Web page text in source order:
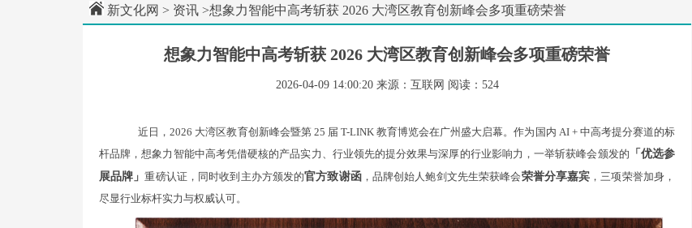
新文化网 > 资讯 >想象力智能中高考斩获 2026 大湾区教育创新峰会多项重磅荣誉
想象力智能中高考斩获 2026 大湾区教育创新峰会多项重磅荣誉
2026-04-09 14:00:20 来源：互联网 阅读：524
近日，2026 大湾区教育创新峰会暨第 25 届 T-LINK 教育博览会在广州盛大启幕。作为国内 AI + 中高考提分赛道的标
杆品牌，想象力智能中高考凭借硬核的产品实力、行业领先的提分效果与深厚的行业影响力，一举斩获峰会颁发的 「优选参
展品牌」重磅认证，同时收到主办方颁发的官方致谢函，品牌创始人鲍剑文先生荣获峰会荣誉分享嘉宾 ，三项荣誉加身，
尽显行业标杆实力与权威认可。